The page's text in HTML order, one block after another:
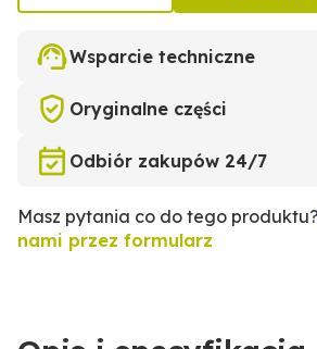
Wsparcie techniczne
Oryginalne części
Odbiór zakupów 24/7
Masz pytania co do tego produktu?
nami przez formularz